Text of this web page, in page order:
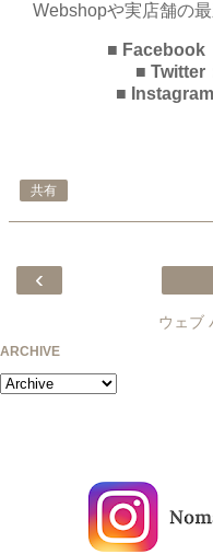
Webshopや実店舗の
■ Facebook
■ Twitter
■ Instagram
共有
‹
ウェブ
ARCHIVE